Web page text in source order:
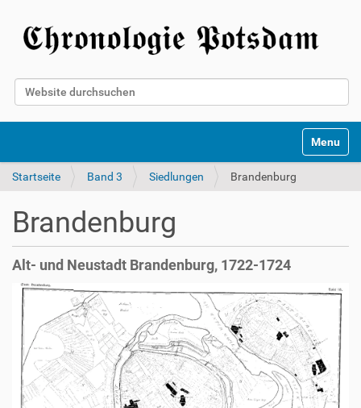
Website durchsuchen
Toggle
Startseite Band 3 Siedlungen Brandenburg
Brandenburg
Alt- und Neustadt Brandenburg, 1722-1724